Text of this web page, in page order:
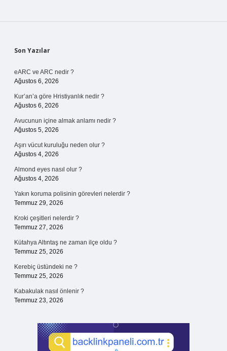
Sidebar
Son Yazılar
eARC ve ARC nedir ?
Ağustos 6, 2026
Kur’an’a göre Hristiyanlık nedir ?
Ağustos 6, 2026
Avucunun içine almak anlamı nedir ?
Ağustos 5, 2026
Aşırı vücut kuruluğu neden olur ?
Ağustos 4, 2026
Almond eyes nasıl olur ?
Ağustos 4, 2026
Yakın koruma polisinin görevleri nelerdir ?
Temmuz 29, 2026
Kroki çeşitleri nelerdir ?
Temmuz 27, 2026
Kütahya Altıntaş ne zaman ilçe oldu ?
Temmuz 25, 2026
Kerebiç üstündeki ne ?
Temmuz 25, 2026
Kabakulak nasıl önlenir ?
Temmuz 23, 2026